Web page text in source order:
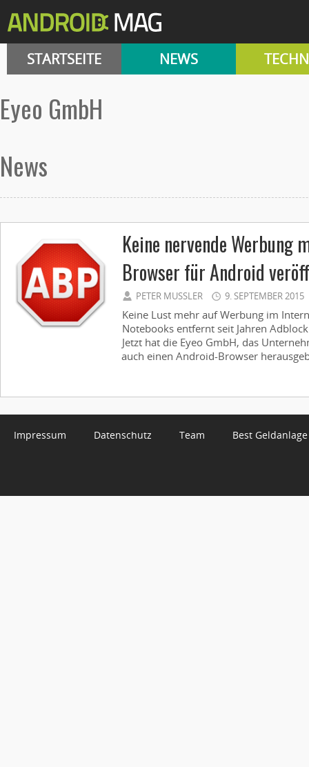
STARTSEITE NEWS
Eyeo GmbH
News
Keine nervende Werbung
Browser für Android
PETER MUSSLER 9. SEPTEMBER 2015
Keine Lust mehr auf Werbung im
Notebooks entfernt seit Jahren
Jetzt hat die Eyeo GmbH, das
auch einen Android-Browser
Impressum Datenschutz Team Best Geldanlage